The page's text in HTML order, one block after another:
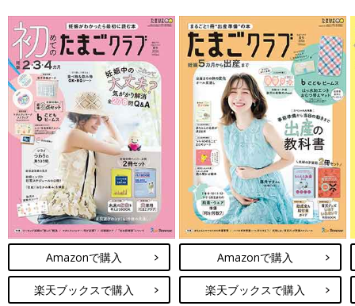
Amazonで購入
楽天ブックスで購入
Amazonで購入
楽天ブックスで購入